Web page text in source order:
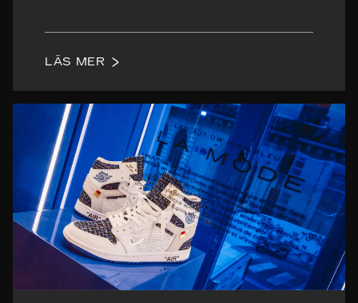
LÄS MER